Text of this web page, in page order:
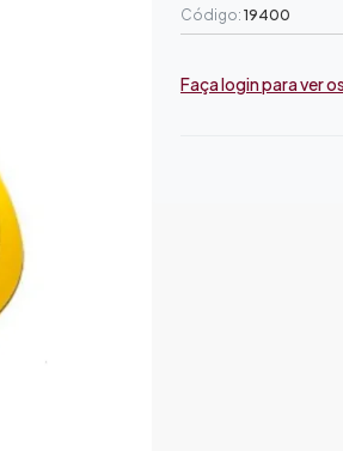
Código: 19400
Faça login para ver